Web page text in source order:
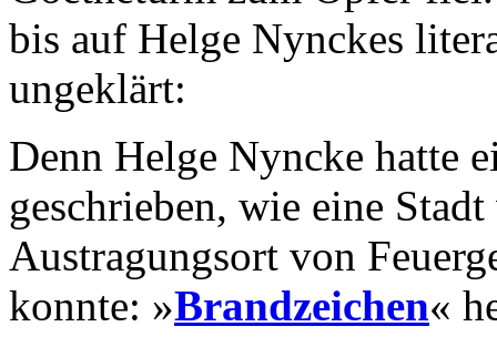
bis auf Helge Nynckes
ungeklärt:
Denn Helge Nyncke hatte
geschrieben, wie eine
Austragungsort von
konnte: »Brandzeichen«